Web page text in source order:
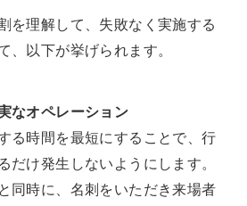
を理解して、失敗なく実施する
、以下が挙げられます。
なオペレーション
る時間を最短にすることで、行
だけ発生しないようにします。
同時に、名刺をいただき来場者